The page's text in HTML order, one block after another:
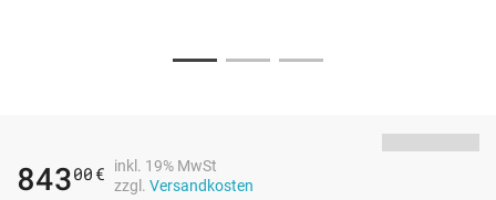
84300 €
inkl. 19% MwSt
zzgl. Versandkosten